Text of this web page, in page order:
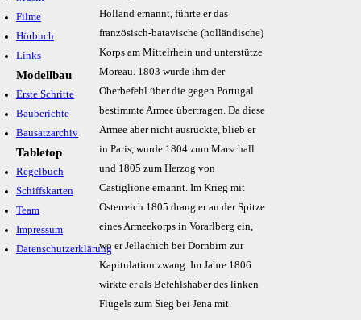
Filme
Hörbuch
Links
Modellbau
Erste Schritte
Bauberichte
Bausatzarchiv
Tabletop
Regelbuch
Schiffskarten
Team
Impressum
Datenschutzerklärung
Holland ernannt, führte er das
französisch-batavische (holländische)
Korps am Mittelrhein und unterstütze
Moreau. 1803 wurde ihm der
Oberbefehl über die gegen Portugal
bestimmte Armee übertragen. Da diese
Armee aber nicht ausrückte, blieb er
in Paris, wurde 1804 zum Marschall
und 1805 zum Herzog von
Castiglione ernannt. Im Krieg mit
Österreich 1805 drang er an der Spitze
eines Armeekorps in Vorarlberg ein,
wo er Jellachich bei Dornbirn zur
Kapitulation zwang. Im Jahre 1806
wirkte er als Befehlshaber des linken
Flügels zum Sieg bei Jena mit.